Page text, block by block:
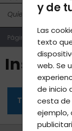
Página de inicio
Todas las
y de
Las
texto
web. Se
de inicio
cesta de
ejemplo,